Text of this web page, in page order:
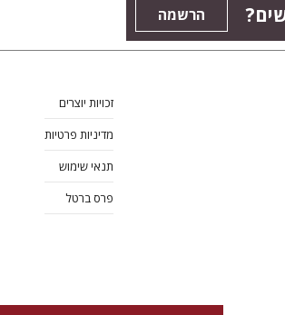
הרשמה
זכויות יוצרים
מדיניות פרטיות
תנאי שימוש
פרס ברטל